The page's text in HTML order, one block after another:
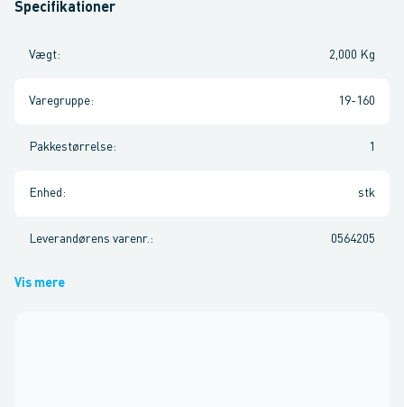
Specifikationer
Vægt: 2,000 Kg
Varegruppe: 19-160
Pakkestørrelse: 1
Enhed : stk
Leverandørens varenr. : 0564205
Vis mere